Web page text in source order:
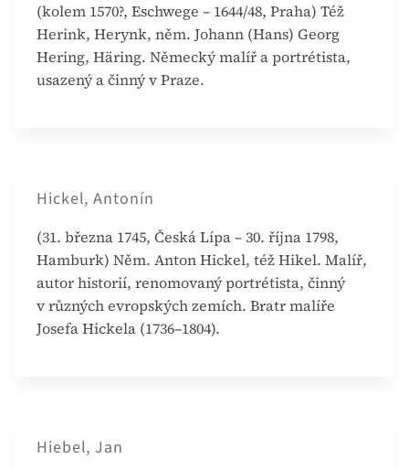
(kolem 1570?, Eschwege – 1644/48, Praha) Též
Herink, Herynk, něm. Johann (Hans) Georg
Hering, Häring. Německý malíř a portrétista,
usazený a činný v Praze.
Hickel, Antonín
(31. března 1745, Česká Lípa – 30. října 1798,
Hamburk) Něm. Anton Hickel, též Hikel. Malíř,
autor historií, renomovaný portrétista, činný
v různých evropských zemích. Bratr malíře
Josefa Hickela (1736–1804).
Hiebel, Jan